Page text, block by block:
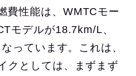
費性能は、WMTCモー
モデルが18.7km/L、
っています。これは、
クとしては、まずまず